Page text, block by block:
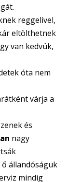
reggelivel,
eltölthetnek
van kedvük,
óta nem
várja a
és
nagy
állandóságuk
mindig